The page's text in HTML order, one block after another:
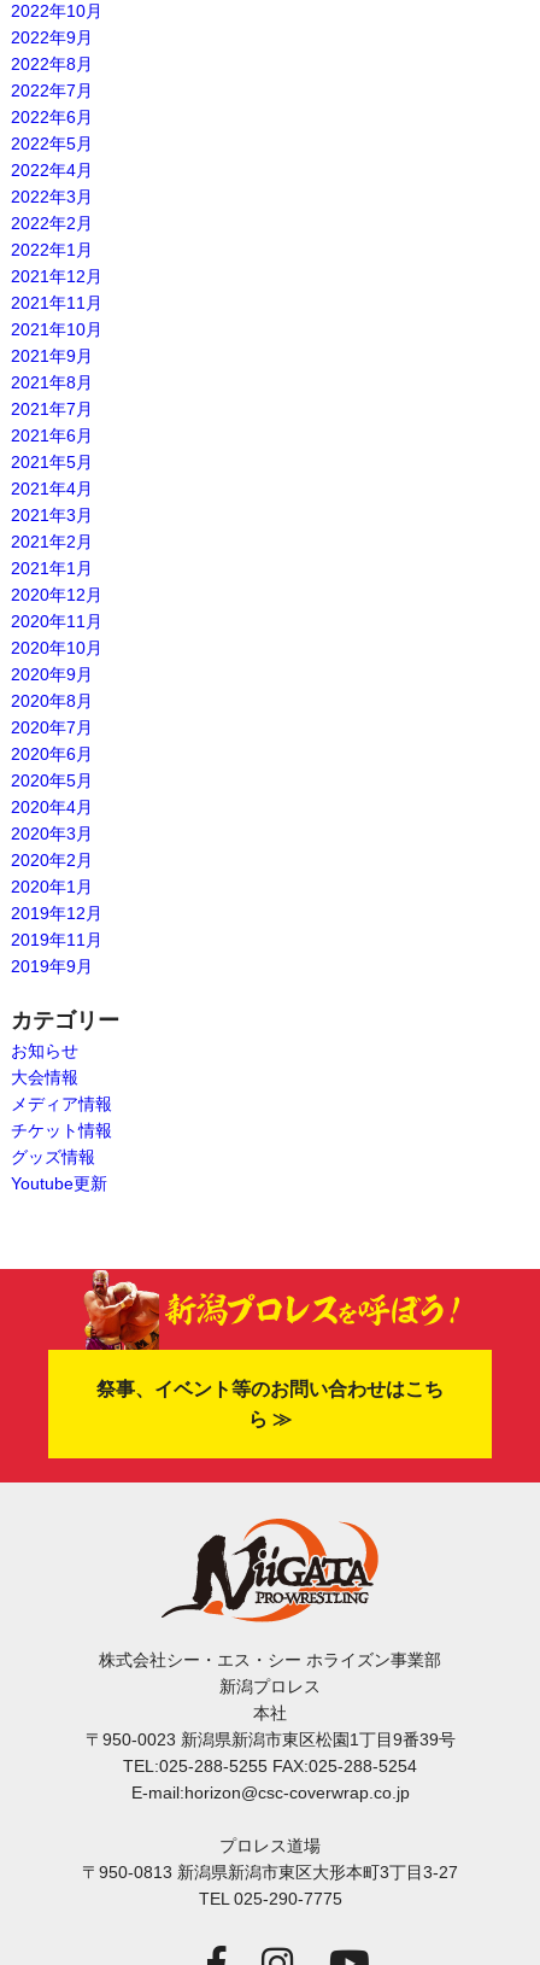
2022年10月
2022年9月
2022年8月
2022年7月
2022年6月
2022年5月
2022年4月
2022年3月
2022年2月
2022年1月
2021年12月
2021年11月
2021年10月
2021年9月
2021年8月
2021年7月
2021年6月
2021年5月
2021年4月
2021年3月
2021年2月
2021年1月
2020年12月
2020年11月
2020年10月
2020年9月
2020年8月
2020年7月
2020年6月
2020年5月
2020年4月
2020年3月
2020年2月
2020年1月
2019年12月
2019年11月
2019年9月
カテゴリー
お知らせ
大会情報
メディア情報
チケット情報
グッズ情報
Youtube更新
祭事、イベント等のお問い合わせはこち
ら ≫
株式会社シー・エス・シー ホライズン事業部
新潟プロレス
本社
〒950-0023 新潟県新潟市東区松園1丁目9番39号
TEL:025-288-5255 FAX:025-288-5254
E-mail:horizon@csc-coverwrap.co.jp
プロレス道場
〒950-0813 新潟県新潟市東区大形本町3丁目3-27
TEL 025-290-7775